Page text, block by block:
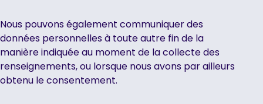
Nous pouvons également communiquer des
données personnelles à toute autre fin de la
manière indiquée au moment de la collecte des
renseignements, ou lorsque nous avons par ailleurs
obtenu le consentement.